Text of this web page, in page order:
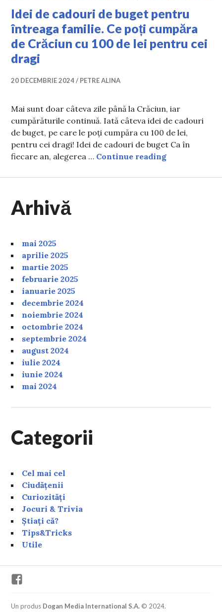
Idei de cadouri de buget pentru
întreaga familie. Ce poți cumpăra
de Crăciun cu 100 de lei pentru cei
dragi
20 DECEMBRIE 2024 PETRE ALINA
Mai sunt doar câteva zile până la Crăciun, iar
cumpărăturile continuă. Iată câteva idei de cadouri
de buget, pe care le poți cumpăra cu 100 de lei,
pentru cei dragi! Idei de cadouri de buget Ca în
fiecare an, alegerea … Continue readingIdei de
Arhivă
mai 2025
aprilie 2025
martie 2025
februarie 2025
ianuarie 2025
decembrie 2024
noiembrie 2024
octombrie 2024
septembrie 2024
august 2024
iulie 2024
iunie 2024
mai 2024
Categorii
Cel mai cel
Ciudățenii
Curiozități
Jocuri & Trivia
Știați că?
Tips&Tricks
Utile
Un produs Dogan Media International S.A. © 2024.